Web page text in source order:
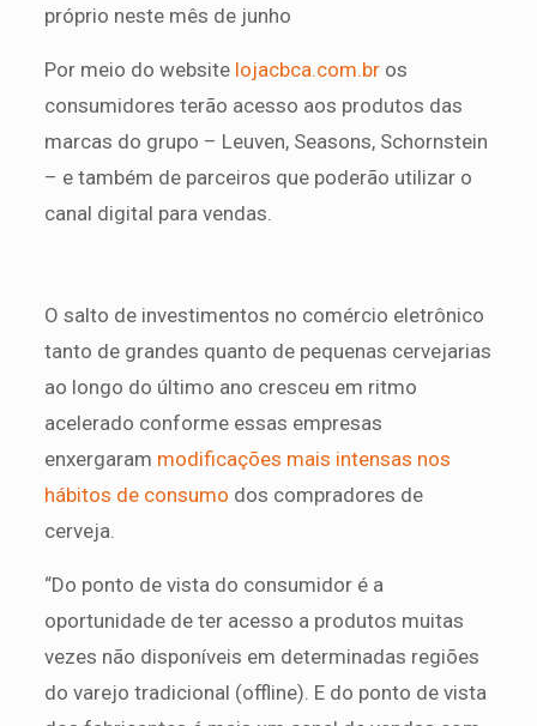
próprio neste mês de junho
Por meio do website lojacbca.com.bros
consumidores terão acesso aos produtos das
marcas do grupo – Leuven, Seasons, Schornstein
– e também de parceiros que poderão utilizar o
canal digital para vendas.
O salto de investimentos no comércio eletrônico
tanto de grandes quanto de pequenas cervejarias
ao longo do último ano cresceu em ritmo
acelerado conforme essas empresas
enxergaram modificações mais intensas nos
hábitos de consumo dos compradores de
cerveja.
“Do ponto de vista do consumidor é a
oportunidade de ter acesso a produtos muitas
vezes não disponíveis em determinadas regiões
do varejo tradicional (offline). E do ponto de vista